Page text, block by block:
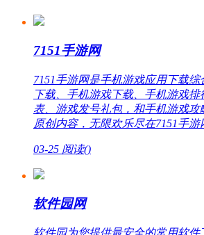
7151手游网
7151手游网是手机游戏应用下载
下载、手机游戏下载、手机游戏
表、游戏发号礼包，和手机游戏
原创内容，无限欢乐尽在7151手游
03-25 阅读()
软件园网
软件园为您提供最安全的常用软